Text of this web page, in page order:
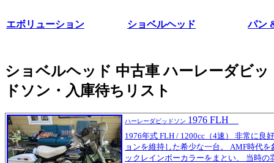
エボリューション ショベルヘッド パン
ショベルヘッド 中古車 ハーレーダビッ
ドソン・入庫待ちリスト
ハーレーダビッドソン 1976 FLH
1976年式 FLH / 1200cc（4速） 非常に良
ョンを維持した希少な一台。 AMF時代
ックレインボーカラーをまとい、 当時の